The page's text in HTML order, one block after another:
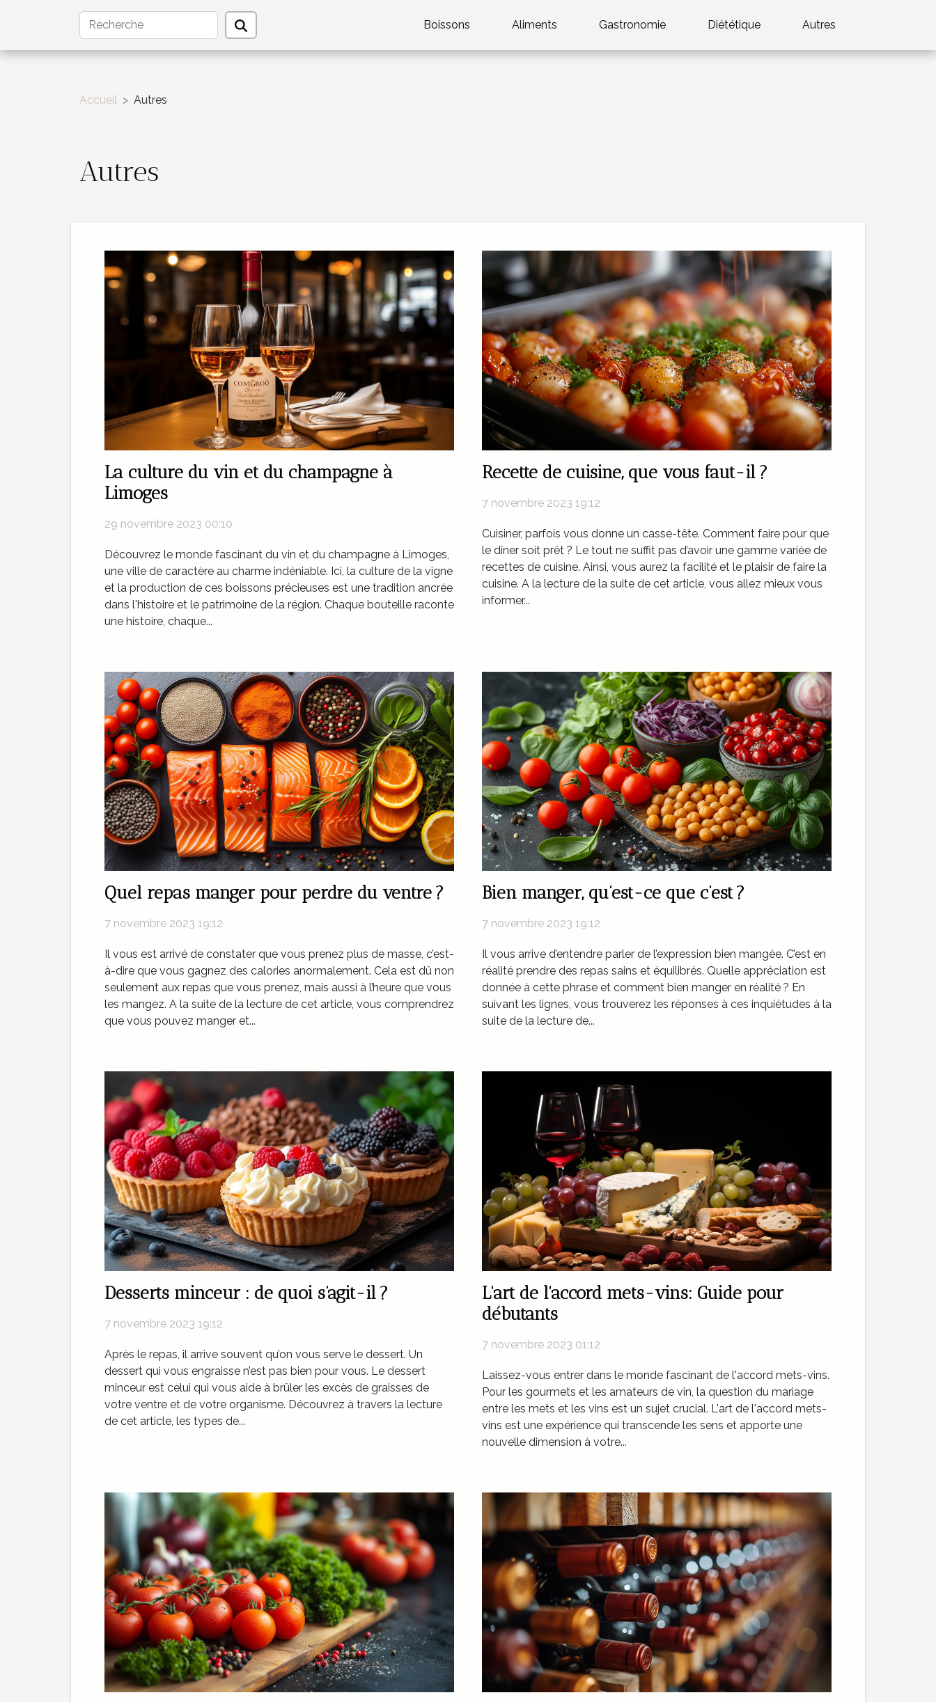
Boissons Aliments Gastronomie Diététique Autres
Accueil Autres
Autres
La culture du vin et du champagne à
Limoges
29 novembre 2023 00:10
Découvrez le monde fascinant du vin et du champagne à Limoges,
une ville de caractère au charme indéniable. Ici, la culture de la vigne
et la production de ces boissons précieuses est une tradition ancrée
dans l'histoire et le patrimoine de la région. Chaque bouteille raconte
une histoire, chaque...
Recette de cuisine, que vous faut-il ?
7 novembre 2023 19:12
Cuisiner, parfois vous donne un casse-tête. Comment faire pour que
le dîner soit prêt ? Le tout ne suffit pas d’avoir une gamme variée de
recettes de cuisine. Ainsi, vous aurez la facilité et le plaisir de faire la
cuisine. A la lecture de la suite de cet article, vous allez mieux vous
informer...
Quel repas manger pour perdre du ventre ?
7 novembre 2023 19:12
Il vous est arrivé de constater que vous prenez plus de masse, c’est-
à-dire que vous gagnez des calories anormalement. Cela est dû non
seulement aux repas que vous prenez, mais aussi à l’heure que vous
les mangez. A la suite de la lecture de cet article, vous comprendrez
que vous pouvez manger et...
Bien manger, qu’est-ce que c’est ?
7 novembre 2023 19:12
Il vous arrive d’entendre parler de l’expression bien mangée. C’est en
réalité prendre des repas sains et équilibrés. Quelle appréciation est
donnée à cette phrase et comment bien manger en réalité ? En
suivant les lignes, vous trouverez les réponses à ces inquiétudes à la
suite de la lecture de...
Desserts minceur : de quoi s’agit-il ?
7 novembre 2023 19:12
Après le repas, il arrive souvent qu’on vous serve le dessert. Un
dessert qui vous engraisse n’est pas bien pour vous. Le dessert
minceur est celui qui vous aide à brûler les excès de graisses de
votre ventre et de votre organisme. Découvrez à travers la lecture
de cet article, les types de...
L'art de l'accord mets-vins: Guide pour
débutants
7 novembre 2023 01:12
Laissez-vous entrer dans le monde fascinant de l'accord mets-vins.
Pour les gourmets et les amateurs de vin, la question du mariage
entre les mets et les vins est un sujet crucial. L'art de l'accord mets-
vins est une expérience qui transcende les sens et apporte une
nouvelle dimension à votre...